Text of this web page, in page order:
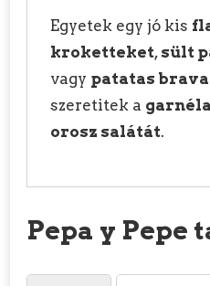
Egyetek egy jó kis
kroketteket, sült
vagy patatas
szeretitek a
orosz salátát.
Pepa y Pepe